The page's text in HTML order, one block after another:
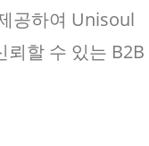
공하여 Unisoul
뢰할 수 있는 B2B